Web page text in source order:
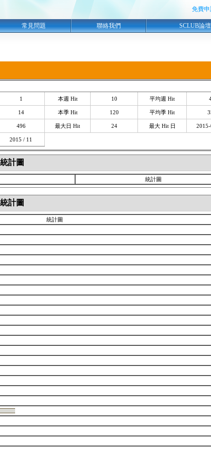
免費
常見問題 聯絡我們 SCLUB論壇
1 本週 Hit 10 平均週 Hit
14 本季 Hit 120 平均季 Hit
496 最大日 Hit 24 最大 Hit 日
2015 / 11
計圖
統計圖
計圖
統計圖